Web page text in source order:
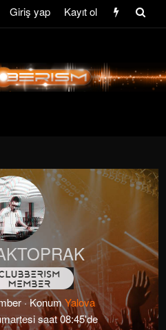
Giriş yap Kayıt ol
·KonumYalova
saat 08:45'de